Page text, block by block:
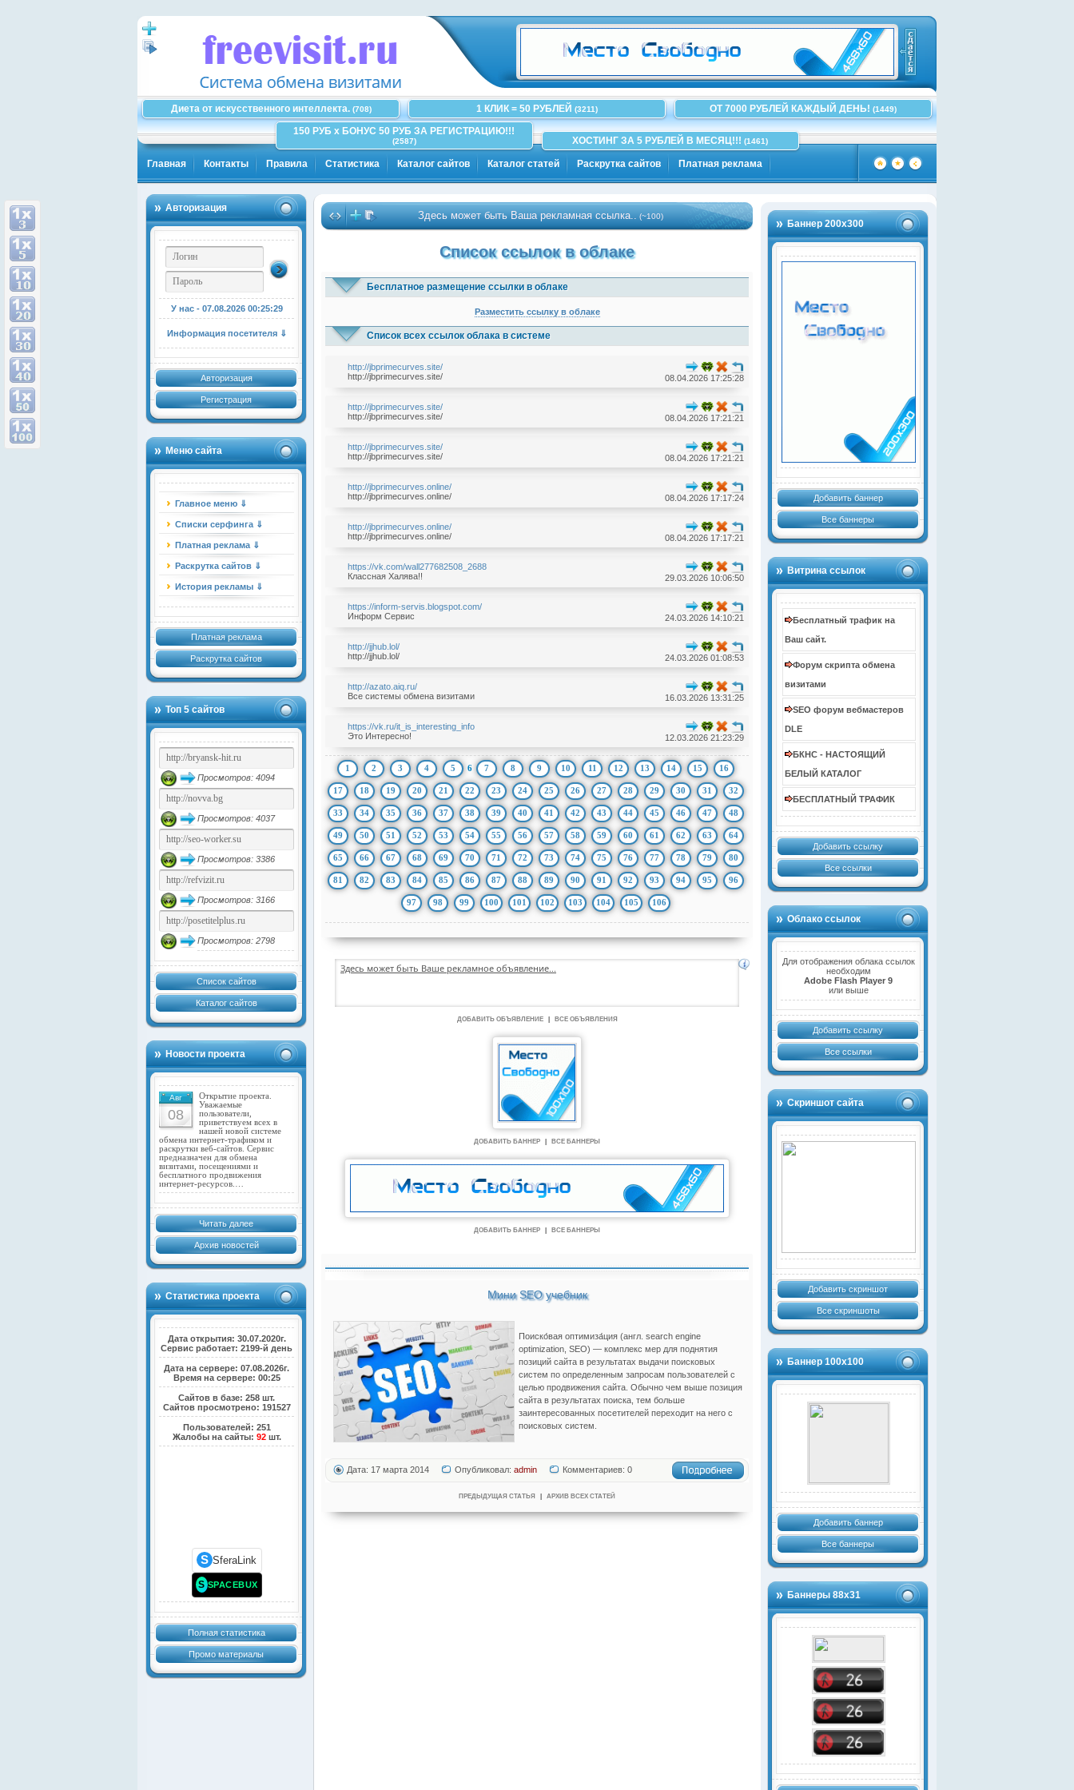
Диета от искусственного интеллекта.(708) 1 КЛИК = 50 РУБЛЕЙ (3211) ОТ 7000 РУБЛЕЙ КАЖДЫЙ ДЕНЬ! (1449)
150 РУБ x БОНУС 50 РУБ ЗА РЕГИСТРАЦИЮ!!!
(2587) ХОСТИНГ ЗА 5 РУБЛЕЙ В МЕСЯЦ!!! (1461)
Главная Контакты Правила Статистика Каталог сайтов Каталог статей Раскрутка сайтов Платная реклама
Авторизация
У нас - 07.08.2026 00:25:29
Информация посетителя ⇓
Авторизация
Регистрация
Меню сайта
Главное меню ⇓
Списки серфинга ⇓
Платная реклама ⇓
Раскрутка сайтов ⇓
История рекламы ⇓
Платная реклама
Раскрутка сайтов
Топ 5 сайтов
Просмотров: 4094
Просмотров: 4037
Просмотров: 3386
Просмотров: 3166
Просмотров: 2798
Список сайтов
Каталог сайтов
Новости проекта
Авг
08
Открытие проекта.
Уважаемые
пользователи,
приветствуем всех в
нашей новой системе
обмена интернет-трафиком и
раскрутки веб-сайтов. Сервис
предназначен для обмена
визитами, посещениями и
бесплатного продвижения
интернет-ресурсов.…
Читать далее
Архив новостей
Статистика проекта
Дата открытия: 30.07.2020г.
Сервис работает: 2199-й день
Дата на сервере: 07.08.2026г.
Время на сервере: 00:25
Сайтов в базе: 258 шт.
Сайтов просмотрено: 191527
Пользователей: 251
Жалобы на сайты: 92шт.
S SferaLink
S SPACEBUX
Полная статистика
Промо материалы
Баннер 200х300
Добавить баннер
Все баннеры
Витрина ссылок
Бесплатный трафик на
Ваш сайт.
Форум скрипта обмена
визитами
SEO форум вебмастеров
DLE
БКНС - НАСТОЯЩИЙ
БЕЛЫЙ КАТАЛОГ
БЕСПЛАТНЫЙ ТРАФИК
Добавить ссылку
Все ссылки
Облако ссылок
Для отображения облака ссылок
необходим
Adobe Flash Player 9
или выше
Добавить ссылку
Все ссылки
Скриншот сайта
Добавить скриншот
Все скриншоты
Баннер 100х100
Добавить баннер
Все баннеры
Баннеры 88х31
Здесь может быть Ваша рекламная ссылка..(~100)
Список ссылок в облаке
Бесплатное размещение ссылки в облаке
Разместить ссылку в облаке
Список всех ссылок облака в системе
http://jbprimecurves.site/
http://jbprimecurves.site/
08.04.2026 17:25:28
http://jbprimecurves.site/
http://jbprimecurves.site/
08.04.2026 17:21:21
http://jbprimecurves.site/
http://jbprimecurves.site/
08.04.2026 17:21:21
http://jbprimecurves.online/
http://jbprimecurves.online/
08.04.2026 17:17:24
http://jbprimecurves.online/
http://jbprimecurves.online/
08.04.2026 17:17:21
https://vk.com/wall277682508_2688
Классная Халява!!
29.03.2026 10:06:50
https://inform-servis.blogspot.com/
Информ Сервис
24.03.2026 14:10:21
http://jjhub.lol/
http://jjhub.lol/
24.03.2026 01:08:53
http://azato.aiq.ru/
Все системы обмена визитами
16.03.2026 13:31:25
https://vk.ru/it_is_interesting_info
Это Интересно!
12.03.2026 21:23:29
1 2 3 4 5 6 7 8 9 10 11 12 13 14 15 16
17 18 19 20 21 22 23 24 25 26 27 28 29 30 31 32
33 34 35 36 37 38 39 40 41 42 43 44 45 46 47 48
49 50 51 52 53 54 55 56 57 58 59 60 61 62 63 64
65 66 67 68 69 70 71 72 73 74 75 76 77 78 79 80
81 82 83 84 85 86 87 88 89 90 91 92 93 94 95 96
97 98 99 100 101 102 103 104 105 106
Здесь может быть Ваше рекламное объявление...
ДОБАВИТЬ ОБЪЯВЛЕНИЕ ВСЕ ОБЪЯВЛЕНИЯ
ДОБАВИТЬ БАННЕР ВСЕ БАННЕРЫ
ДОБАВИТЬ БАННЕР ВСЕ БАННЕРЫ
Мини SEO учебник
Поиско́вая оптимиза́ция (англ. search engine
optimization, SEO) — комплекс мер для поднятия
позиций сайта в результатах выдачи поисковых
систем по определенным запросам пользователей с
целью продвижения сайта. Обычно чем выше позиция
сайта в результатах поиска, тем больше
заинтересованных посетителей переходит на него с
поисковых систем.
Дата: 17 марта 2014 Опубликовал: admin Комментариев: 0
ПРЕДЫДУЩАЯ СТАТЬЯ АРХИВ ВСЕХ СТАТЕЙ